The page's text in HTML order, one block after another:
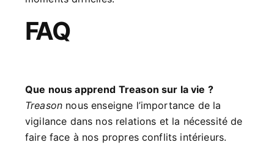
FAQ
Que nous apprend Treason sur la vie ?
Treason nous enseigne l’importance de la
vigilance dans nos relations et la nécessité de
faire face à nos propres conflits intérieurs.